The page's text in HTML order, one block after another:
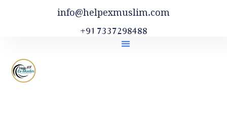
info@helpexmuslim.com
+91 7337298488